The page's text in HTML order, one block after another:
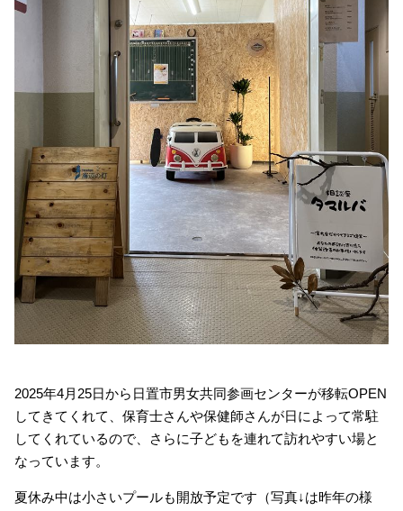
2025年4月25日から日置市男女共同参画センターが移転OPEN
してきてくれて、保育士さんや保健師さんが日によって常駐
してくれているので、さらに子どもを連れて訪れやすい場と
なっています。
夏休み中は小さいプールも開放予定です（写真↓は昨年の様